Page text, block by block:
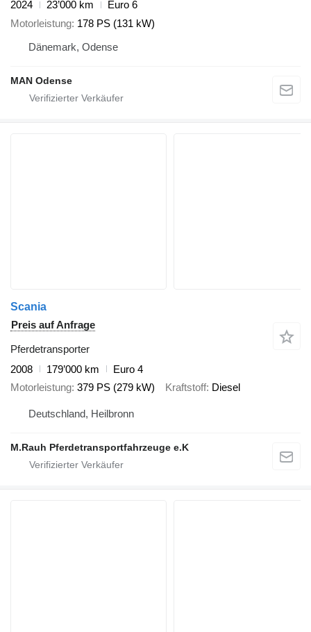
2024
23’000 km
Euro 6
Motorleistung 178 PS (131 kW)
Dänemark, Odense
MAN Odense
Scania
Preis auf Anfrage
Pferdetransporter
2008
179’000 km
Euro 4
Motorleistung 379 PS (279 kW) Kraftstoff Diesel
Deutschland, Heilbronn
M.Rauh Pferdetransportfahrzeuge e.K